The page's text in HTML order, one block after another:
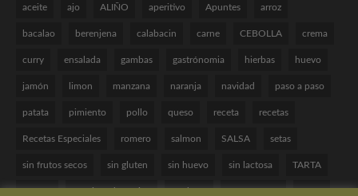
aceite ajo ALIÑO aperitivo Apuntes arroz
bacalao berenjena calabacin carne CEBOLLA crema
curry ensalada gambas gastrónomia hierbas huevo
jamón limon manzana naranja navidad paso a paso
patata pimiento pollo queso receta recetas
Recetas Especiales romero salmon SALSA setas
sin frutos secos sin gluten sin huevo sin lactosa TARTA
tomate Técnicas de cocina verduras VINAGRETA yogur